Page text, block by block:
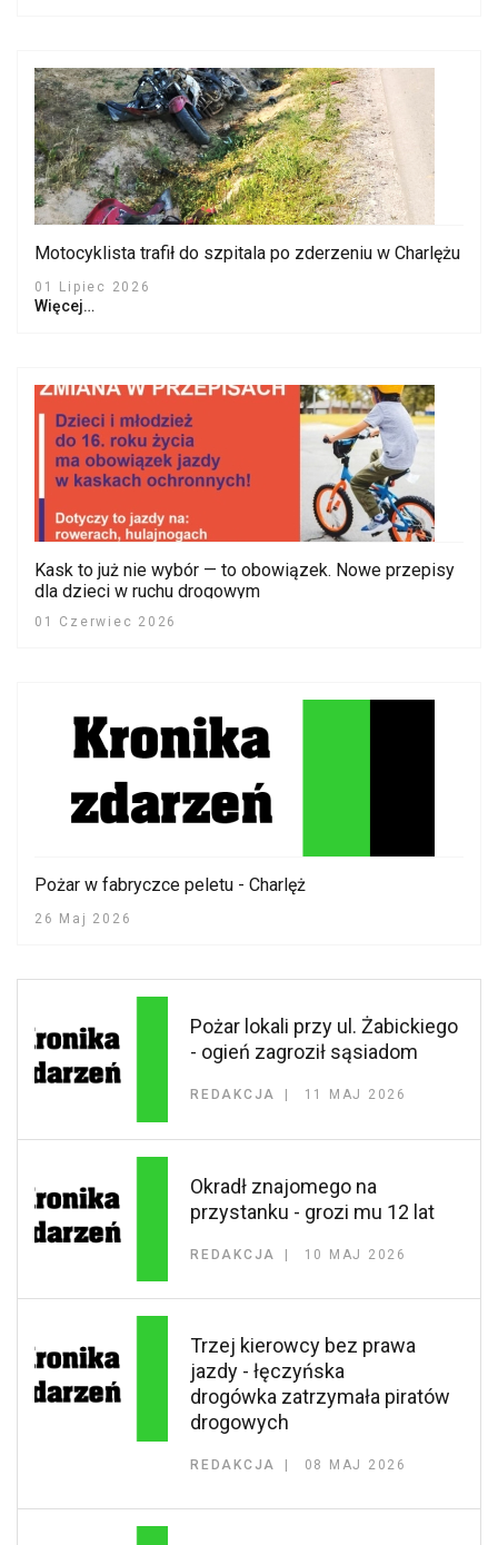
Motocyklista trafił do szpitala po zderzeniu w Charlężu
01 Lipiec 2026
Więcej…
Kask to już nie wybór — to obowiązek. Nowe przepisy
dla dzieci w ruchu drogowym
01 Czerwiec 2026
Pożar w fabryczce peletu - Charlęż
26 Maj 2026
Pożar lokali przy ul. Żabickiego
- ogień zagroził sąsiadom
REDAKCJA 11 MAJ 2026
Okradł znajomego na
przystanku - grozi mu 12 lat
REDAKCJA 10 MAJ 2026
Trzej kierowcy bez prawa
jazdy - łęczyńska
drogówka zatrzymała piratów
drogowych
REDAKCJA 08 MAJ 2026